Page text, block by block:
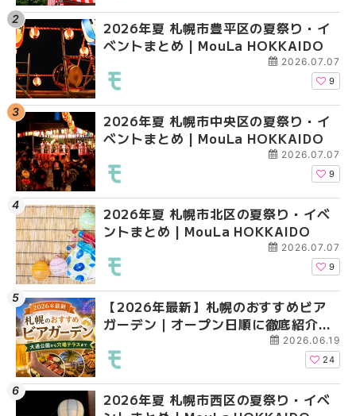
2026年夏 札幌市豊平区の夏祭り・イ
ベントまとめ | MouLa HOKKAIDO
2026.07.07
9
2026年夏 札幌市中央区の夏祭り・イ
ベントまとめ | MouLa HOKKAIDO
2026.07.07
9
2026年夏 札幌市北区の夏祭り・イベ
ントまとめ | MouLa HOKKAIDO
2026.07.07
9
【2026年最新】札幌のおすすめビア
ガーデン｜オープン日順に徹底紹介！
大通公園から穴場テラスまで | MouLa
HOKKAIDO
2026.06.19
24
2026年夏 札幌市西区の夏祭り・イベ
2026年夏 札幌市白石
ベントまとめ |
2026年夏 札幌市豊平
ベントまとめ |
2026年夏 札幌市西区
ントまとめ | MouLa
2026年夏 札幌市清田
ベントまとめ |
2026年夏 札幌市北区
2026年夏 札幌市北区
ントまとめ | MouLa
2026年夏 札幌市白石
ベントまとめ |
2026年夏 札幌市西区
ントまとめ | MouLa
2026年夏 札幌市清田
ベントまとめ |
2026年夏 札幌市手稲